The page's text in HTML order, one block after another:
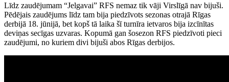
Līdz zaudējumam “Jelgavai” RFS nemaz tik vāji Virslīgā nav bijuši.
Pēdējais zaudējums līdz tam bija piedzīvots sezonas otrajā Rīgas
derbijā 18. jūnijā, bet kopš tā laika šī turnīra ietvaros bija izcīnītas
deviņas secīgas uzvaras. Kopumā gan šosezon RFS piedzīvoti pieci
zaudējumi, no kuriem divi bijuši abos Rīgas derbijos.